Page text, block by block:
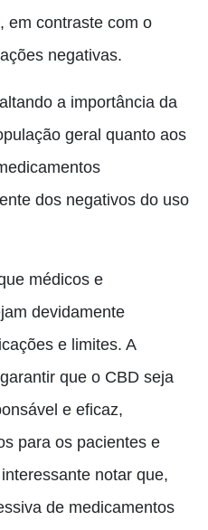
em contraste com o
negativas.
a importância da
geral quanto aos
dos negativos do uso
médicos e
devidamente
e limites. A
que o CBD seja
e eficaz,
para os pacientes e
notar que,
de medicamentos